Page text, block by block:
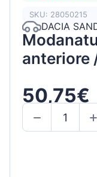
SKU: 28050215
DACIA
anteriore
50,75€